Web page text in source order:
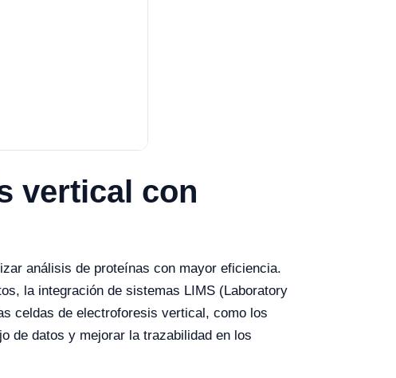
vertical con
análisis de proteínas con mayor eficiencia.
la integración de sistemas LIMS (Laboratory
celdas de electroforesis vertical, como los
de datos y mejorar la trazabilidad en los